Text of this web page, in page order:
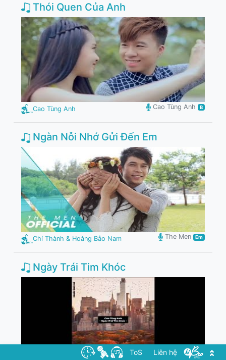
Thói Quen Của Anh
Cao Tùng Anh Cao Tùng Anh B
Ngàn Nỗi Nhớ Gửi Đến Em
Chí Thành & Hoàng Bảo Nam The Men Em
Ngày Trái Tim Khóc
ToS Liên hệ